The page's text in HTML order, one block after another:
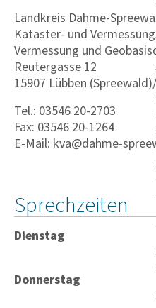
Landkreis Dahme-
Kataster- und
Vermessung und
Reutergasse 12
15907 Lübben
Tel.: 03546 20-2703
Fax: 03546 20-1264
E-Mail: kva@dahme-
Sprechzeiten
Dienstag
Donnerstag